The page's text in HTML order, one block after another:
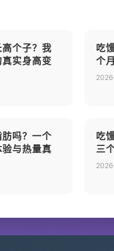
个子？我
实身高变
吃
个
吗？一个
与热量真
吃
三